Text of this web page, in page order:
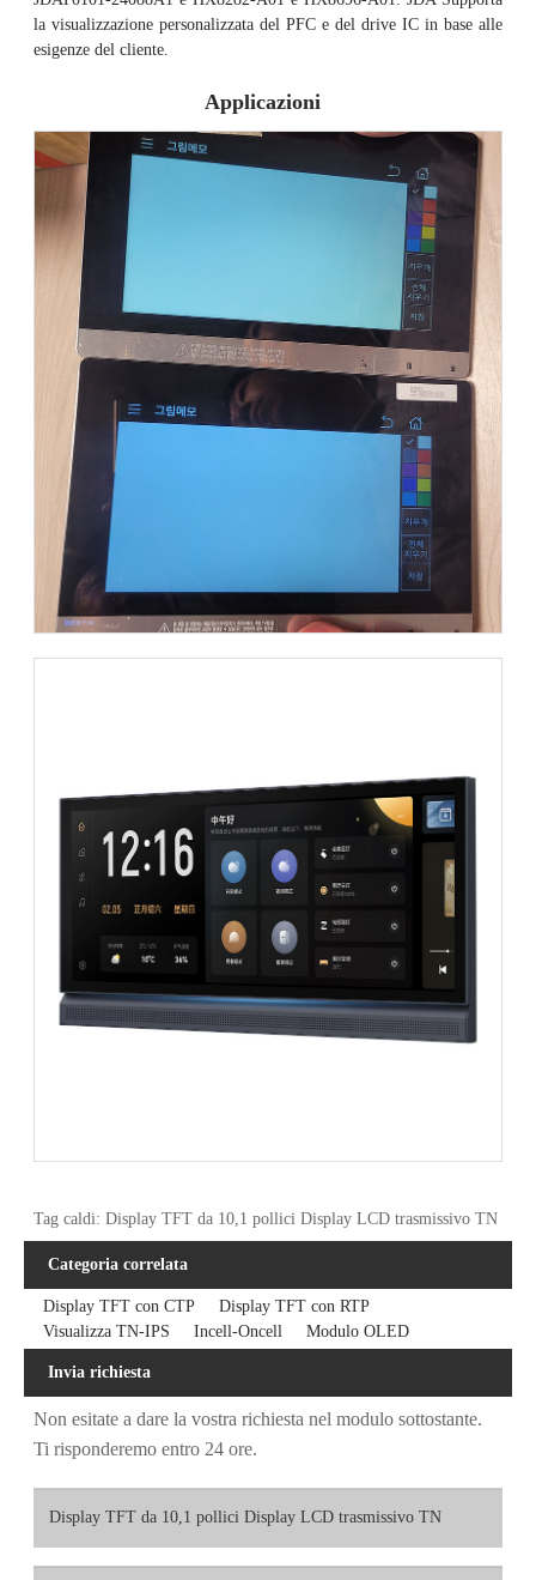
la visualizzazione personalizzata del PFC e del drive IC in base alle
esigenze del cliente.
Applicazioni
Tag caldi: Display TFT da 10,1 pollici Display LCD trasmissivo TN
Categoria correlata
Display TFT con CTP
Display TFT con RTP
Visualizza TN-IPS
Incell-Oncell Modulo OLED
Invia richiesta
Non esitate a dare la vostra richiesta nel modulo sottostante.
Ti risponderemo entro 24 ore.